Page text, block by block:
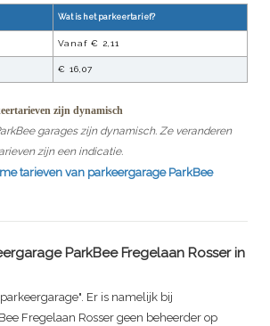
Wat is het parkeertarief?
Vanaf € 2,11
€ 16,07
zijn dynamisch
garages zijn dynamisch. Ze veranderen
zijn een indicatie.
tarieven van parkeergarage ParkBee
ParkBee Fregelaan Rosserin
Er is namelijk bij
Fregelaan Rosser geen beheerder op